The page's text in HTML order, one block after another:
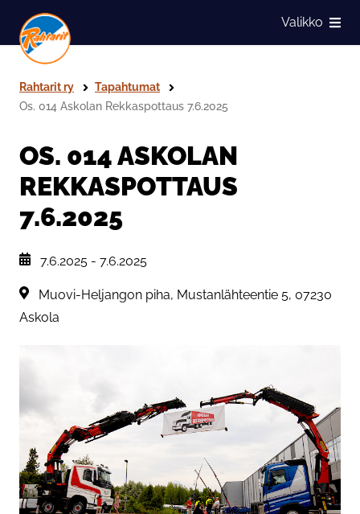
Siirry sivun sisältöön
Näytä
Valikko
Rahtarit ry
Tapahtumat
Os. 014 Askolan Rekkaspottaus 7.6.2025
OS. 014 ASKOLAN
REKKASPOTTAUS
7.6.2025
, Tapahtuman päiväys:
7.6.2025 - 7.6.2025
Sijainti:Muovi-Heljangon piha, Mustanlähteentie 5, 07230
Askola